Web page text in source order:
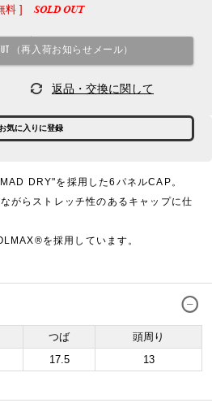
料 ] SOLD OUT
返品・交換に関して
気に入りに登録
DRY"を採用した6パネルCAP。
がらストレッチ性のあるキャップに仕
を採用しています。
つば
頭周り
17.5 13